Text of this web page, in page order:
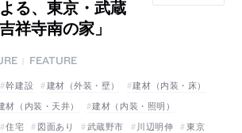
る、東京・武蔵
祥寺南の家」
FEATURE
幹建設 建材（外装・壁）
建材（内装・床）
材（内装・天井）
建材（内装・照明）
住宅 図面あり 武蔵野市 川辺明伸
東京